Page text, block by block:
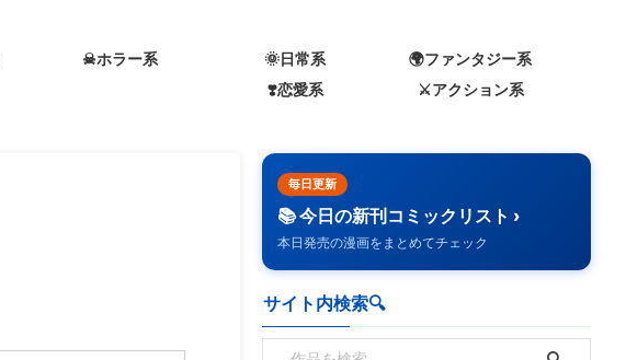
☠ホラー系 🌞日常系
🌍️ファンタジー系
❣️恋愛系
⚔️アクション系
毎日更新
📚 今日の新刊コミックリスト ›
本日発売の漫画をまとめてチェック
サイト内検索🔍️